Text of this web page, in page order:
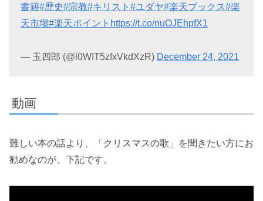
書籍#歴史#宗教#キリスト#ユダヤ#楽天ブックス#楽
天市場#楽天ポイント https://t.co/nuOJEhpfX1
— 玉四郎 (@l0WIT5zfxVkdXzR) December 24, 2021
動画
難しい本の話より、「クリスマスの歌」を聞きたい方にお
勧めなのが、下記です。